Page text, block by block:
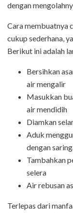
dengan
Cara membuatnya
cukup sederhana,
Berikut ini adalah
Bersihkan
air mengalir
Masukkan
air mendidih
Diamkan
Aduk
dengan
Tambahkan
selera
Air rebusan
Terlepas dari